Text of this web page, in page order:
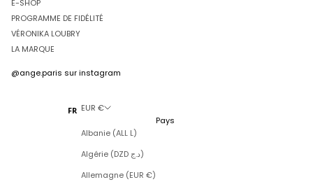
E-SHOP
PROGRAMME DE FIDÉLITÉ
VÉRONIKA LOUBRY
LA MARQUE
@ange.paris sur instagram
FR EUR €
Pays
Albanie (ALL L)
Algérie (DZD د.ج)
Allemagne (EUR €)